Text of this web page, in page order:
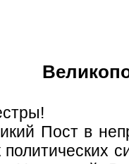
Пост в
политических